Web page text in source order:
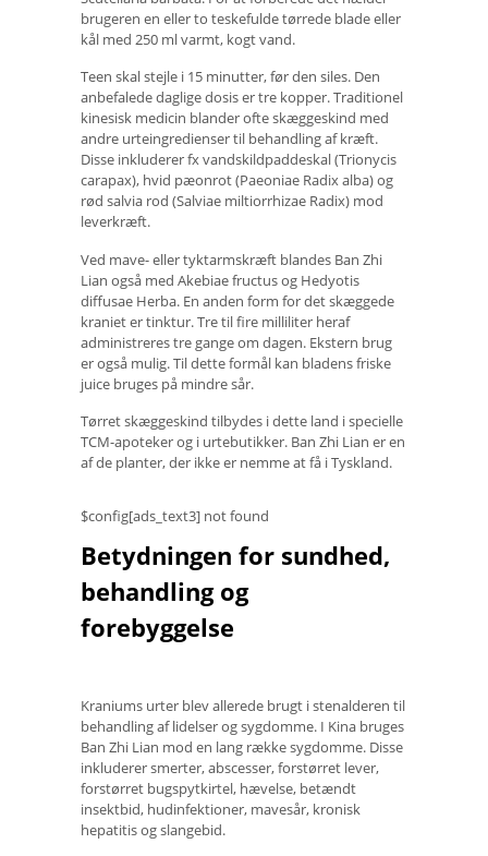
brugeren en eller to teskefulde tørrede blade eller
kål med 250 ml varmt, kogt vand.
Teen skal stejle i 15 minutter, før den siles. Den
anbefalede daglige dosis er tre kopper. Traditionel
kinesisk medicin blander ofte skæggeskind med
andre urteingredienser til behandling af kræft.
Disse inkluderer fx vandskildpaddeskal (Trionycis
carapax), hvid pæonrot (Paeoniae Radix alba) og
rød salvia rod (Salviae miltiorrhizae Radix) mod
leverkræft.
Ved mave- eller tyktarmskræft blandes Ban Zhi
Lian også med Akebiae fructus og Hedyotis
diffusae Herba. En anden form for det skæggede
kraniet er tinktur. Tre til fire milliliter heraf
administreres tre gange om dagen. Ekstern brug
er også mulig. Til dette formål kan bladens friske
juice bruges på mindre sår.
Tørret skæggeskind tilbydes i dette land i specielle
TCM-apoteker og i urtebutikker. Ban Zhi Lian er en
af ​​de planter, der ikke er nemme at få i Tyskland.
$config[ads_text3] not found
Betydningen for sundhed,
behandling og
forebyggelse
Kraniums urter blev allerede brugt i stenalderen til
behandling af lidelser og sygdomme. I Kina bruges
Ban Zhi Lian mod en lang række sygdomme. Disse
inkluderer smerter, abscesser, forstørret lever,
forstørret bugspytkirtel, hævelse, betændt
insektbid, hudinfektioner, mavesår, kronisk
hepatitis og slangebid.